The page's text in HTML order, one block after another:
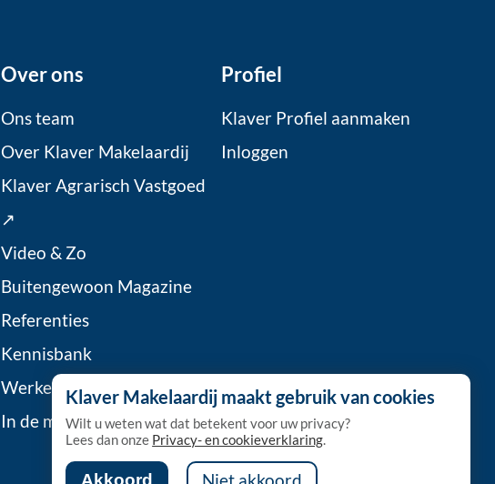
Over ons
Ons team
Over Klaver Makelaardij
Klaver Agrarisch Vastgoed
↗
Video & Zo
Buitengewoon Magazine
Referenties
Kennisbank
Werken bij Klaver
In de media
Profiel
Klaver Profiel aanmaken
Inloggen
Klaver Makelaardij maakt gebruik van cookies
Wilt u weten wat dat betekent voor uw privacy?
Lees dan onze Privacy- en cookieverklaring
Akkoord Niet akkoord